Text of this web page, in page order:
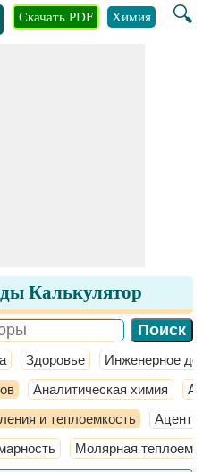
🔍
Скачать PDF Химия
Калькулятор
Здоровье Инженерное
Аналитическая химия
и теплоемкость
Молярная